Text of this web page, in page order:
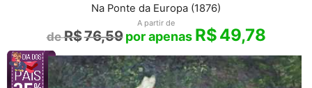
Na Ponte da Europa (1876)
A partir de
R$76,59 R$49,78